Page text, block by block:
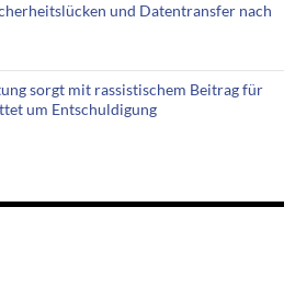
und Datentransfer nach
sorgt mit rassistischem Beitrag für
um Entschuldigung